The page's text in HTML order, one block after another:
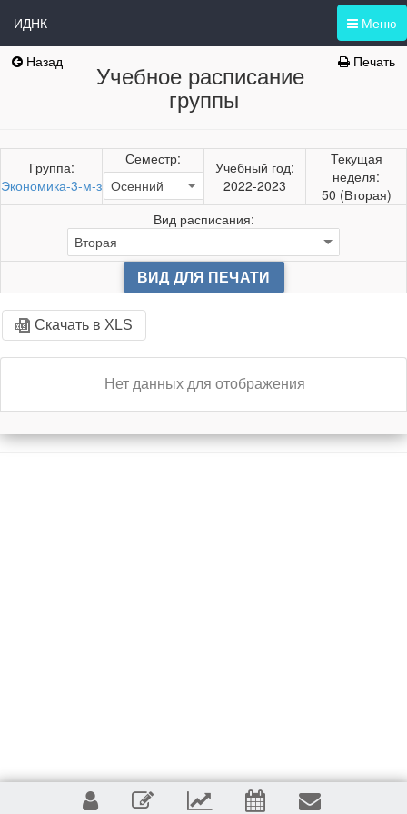
Меню
ИДНК
Назад Печать
Учебное расписание
группы
Группа:
Экономика-3-м-з
Семестр:
Учебный год:
2022-2023
Текущая
неделя:
50 (Вторая)
Вид расписания:
ВИД ДЛЯ ПЕЧАТИ
Скачать в XLS
Нет данных для отображения